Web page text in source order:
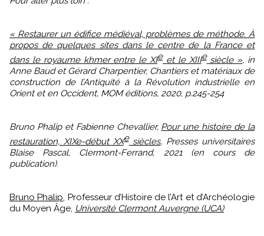
« Restaurer un édifice médiéval, problèmes de méthode. À
propos de quelques sites dans le centre de la France et
dans le royaume khmer entre le XIeet le XIIIesiècle », in
Anne Baud et Gérard Charpentier, Chantiers et matériaux de
construction de l’Antiquité à la Révolution industrielle en
Orient et en Occident, MOM éditions, 2020, p.245-254
Bruno Phalip et Fabienne Chevallier, Pour une histoire de la
restauration, XIXe-début XXesiècles, Presses universitaires
Blaise Pascal, Clermont-Ferrand, 2021 (en cours de
publication).
Bruno Phalip, Professeur d’Histoire de l’Art et d’Archéologie
du Moyen Âge, Université Clermont Auvergne (UCA)